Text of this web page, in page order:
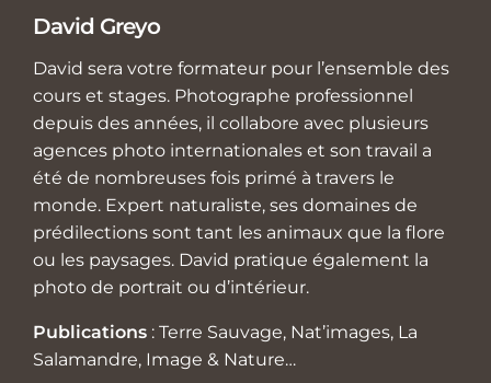
David Greyo
David sera votre formateur pour l’ensemble des
cours et stages. Photographe professionnel
depuis des années, il collabore avec plusieurs
agences photo internationales et son travail a
été de nombreuses fois primé à travers le
monde. Expert naturaliste, ses domaines de
prédilections sont tant les animaux que la flore
ou les paysages. David pratique également la
photo de portrait ou d’intérieur.
Publications : Terre Sauvage, Nat’images, La
Salamandre, Image & Nature…